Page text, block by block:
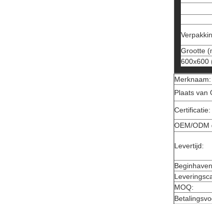
Grootte
600x600
Merknaam:
Plaats van
Certificatie:
OEM/ODM
Levertijd:
MOQ: